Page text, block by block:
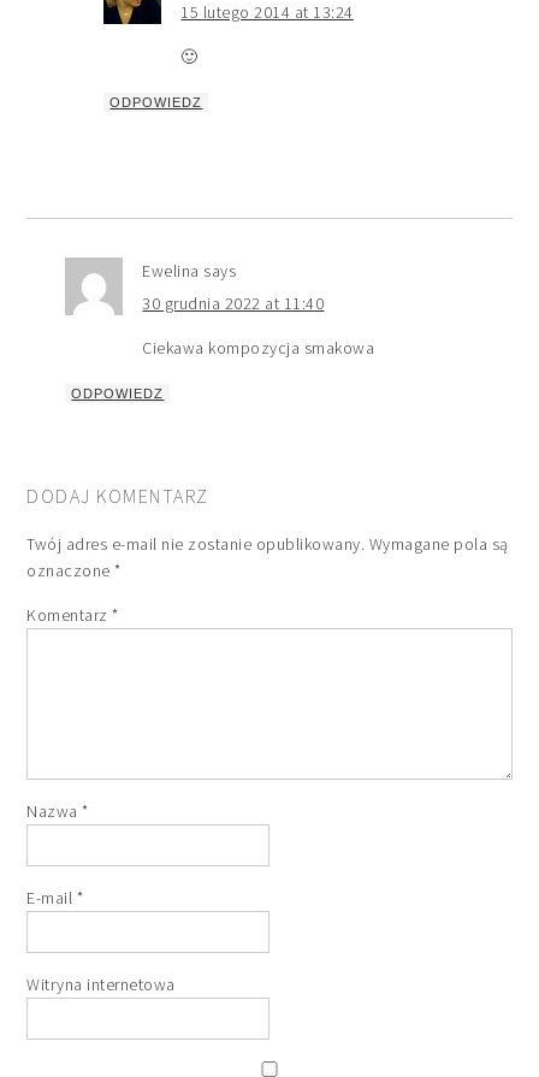
15 lutego 2014 at 13:24
🙂
ODPOWIEDZ
Ewelina says
30 grudnia 2022 at 11:40
Ciekawa kompozycja smakowa
ODPOWIEDZ
DODAJ KOMENTARZ
Twój adres e-mail nie zostanie opublikowany. Wymagane pola są
oznaczone*
Komentarz*
Nazwa*
E-mail *
Witryna internetowa